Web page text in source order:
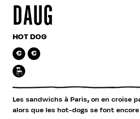
DAUG
HOT DOG
€ €
Les sandwichs à Paris, on en croise
alors que les hot-dogs se font